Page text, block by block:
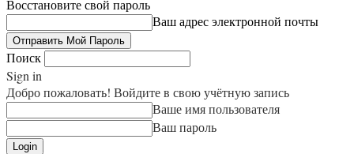
Восстановите свой пароль
Ваш адрес электронной почты
Поиск
Sign in
Добро пожаловать! Войдите в свою учётную запись
Ваше имя пользователя
Ваш пароль